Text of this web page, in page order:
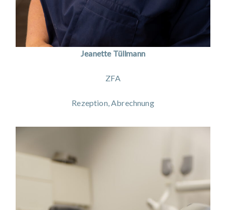
Jeanette Tüllmann
ZFA
Rezeption, Abrechnung